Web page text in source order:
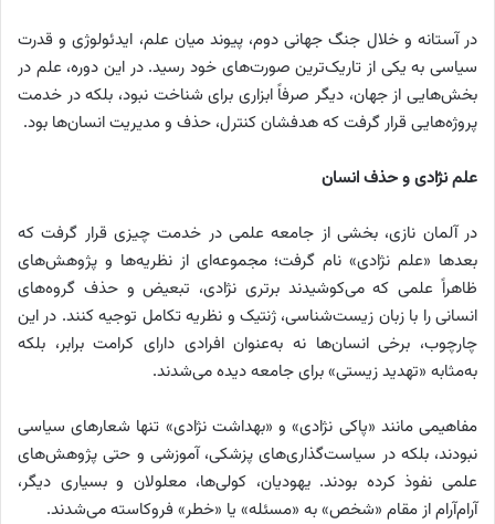
در آستانه و خلال جنگ جهانی دوم، پیوند میان علم، ایدئولوژی و قدرت
سیاسی به یکی از تاریک‌ترین صورت‌های خود رسید. در این دوره، علم در
بخش‌هایی از جهان، دیگر صرفاً ابزاری برای شناخت نبود، بلکه در خدمت
پروژه‌هایی قرار گرفت که هدفشان کنترل، حذف و مدیریت انسان‌ها بود.
علم نژادی و حذف انسان
در آلمان نازی، بخشی از جامعه علمی در خدمت چیزی قرار گرفت که
بعدها «علم نژادی» نام گرفت؛ مجموعه‌ای از نظریه‌ها و پژوهش‌های
ظاهراً علمی که می‌کوشیدند برتری نژادی، تبعیض و حذف گروه‌های
انسانی را با زبان زیست‌شناسی، ژنتیک و نظریه تکامل توجیه کنند. در این
چارچوب، برخی انسان‌ها نه به‌عنوان افرادی دارای کرامت برابر، بلکه
به‌مثابه «تهدید زیستی» برای جامعه دیده می‌شدند.
مفاهیمی مانند «پاکی نژادی» و «بهداشت نژادی» تنها شعارهای سیاسی
نبودند، بلکه در سیاست‌گذاری‌های پزشکی، آموزشی و حتی پژوهش‌های
علمی نفوذ کرده بودند. یهودیان، کولی‌ها، معلولان و بسیاری دیگر،
آرام‌آرام از مقام «شخص» به «مسئله» یا «خطر» فروکاسته می‌شدند.